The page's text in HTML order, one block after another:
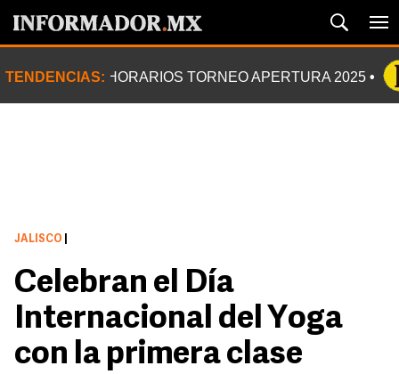
TENDENCIAS: HORARIOS TORNEO APERTURA 2025
JALISCO
Celebran el Día
Internacional del Yoga
con la primera clase